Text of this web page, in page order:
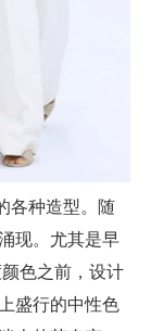
种造型。随
现。尤其是早
色之前，设计
盛行的中性色